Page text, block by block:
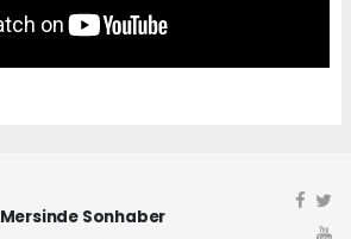
Mersinde Sonhaber